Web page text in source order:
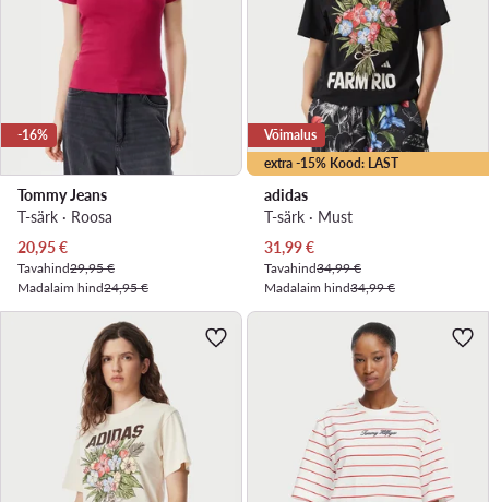
-16%
Tommy Jeans
T-särk · Roosa
Praegune hind
20,95€
Tavahind29,95 €
Madalaim hind24,95 €
extra -15% Kood: LAST
Võimalus
adidas
T-särk · Must
Praegune hind
31,99€
Tavahind34,99 €
Madalaim hind34,99 €